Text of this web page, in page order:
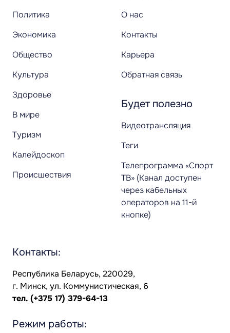
Политика
Экономика
Общество
Культура
Здоровье
В мире
Туризм
Калейдоскоп
Происшествия
О нас
Контакты
Карьера
Обратная связь
Будет полезно
Видеотрансляция
Теги
Телепрограмма «Спорт
ТВ» (Канал доступен
через кабельных
операторов на 11-й
кнопке)
Контакты:
Республика Беларусь, 220029,
г. Минск, ул. Коммунистическая, 6
тел. (+375 17) 379-64-13
Режим работы: